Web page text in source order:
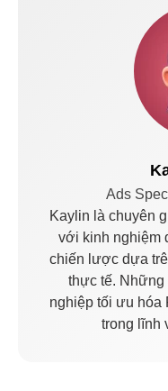
Ads
Kaylin là chuyên
với kinh nghiệm
chiến lược dựa
thực tế. Những
nghiệp tối ưu hóa
trong lĩnh